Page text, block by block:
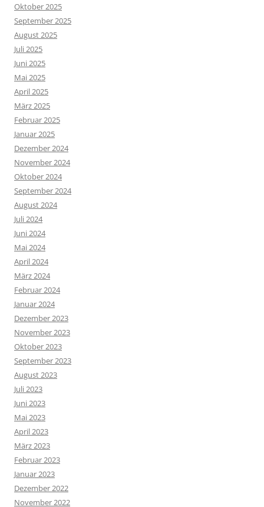
Oktober 2025
September 2025
August 2025
Juli 2025
Juni 2025
Mai 2025
April 2025
März 2025
Februar 2025
Januar 2025
Dezember 2024
November 2024
Oktober 2024
September 2024
August 2024
Juli 2024
Juni 2024
Mai 2024
April 2024
März 2024
Februar 2024
Januar 2024
Dezember 2023
November 2023
Oktober 2023
September 2023
August 2023
Juli 2023
Juni 2023
Mai 2023
April 2023
März 2023
Februar 2023
Januar 2023
Dezember 2022
November 2022